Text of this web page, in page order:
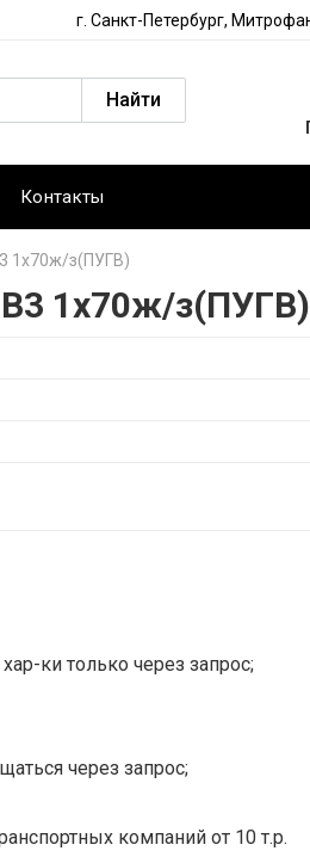
г. Санкт-Петербург,
Найти
Контакты
1х70ж/з(ПУГВ)
1х70ж/з(ПУГВ)
ки только через запрос;
через запрос;
компаний от 10 т.р.